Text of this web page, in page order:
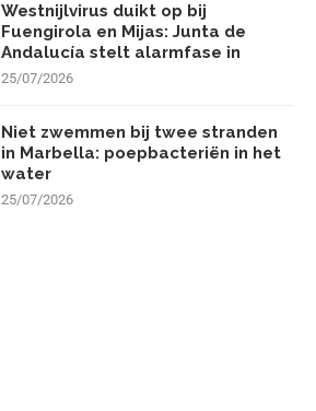
Westnijlvirus duikt op bij
Fuengirola en Mijas: Junta de
Andalucía stelt alarmfase in
25/07/2026
Niet zwemmen bij twee stranden
in Marbella: poepbacteriën in het
water
25/07/2026